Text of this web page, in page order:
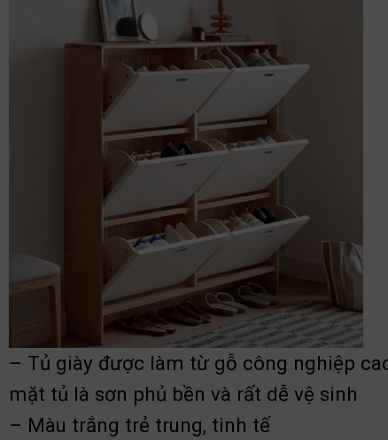
– Tủ giày được làm từ gỗ công nghiệp
mặt tủ là sơn phủ bền và rất dễ vệ sinh
– Màu trắng trẻ trung, tinh tế